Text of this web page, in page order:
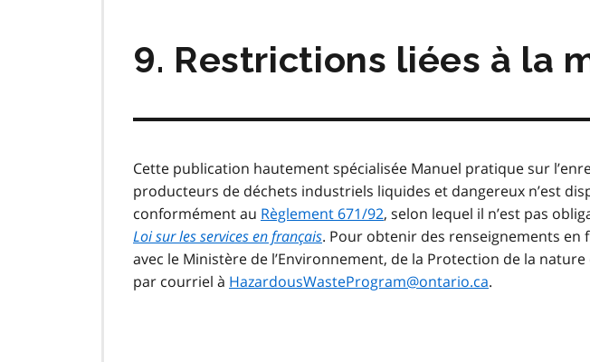
9. Restrictions liées à la
Cette publication hautement spécialisée Manuel pratique sur
producteurs de déchets industriels liquides et dangereux n’est
conformément au Règlement 671/92, selon lequel il n’est pas
Loi sur les services en français. Pour obtenir des renseignements en
avec le Ministère de l’Environnement, de la Protection de la nature
par courriel à HazardousWasteProgram@ontario.ca.